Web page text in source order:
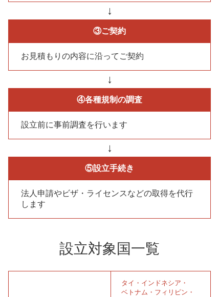
↓
③ご契約
お見積もりの内容に沿ってご契約
↓
④各種規制の調査
設立前に事前調査を行います
↓
⑤設立手続き
法人申請やビザ・ライセンスなどの取得を代行
します
設立対象国一覧
タイ ・ インドネシア ・
ベトナム ・ フィリピン ・